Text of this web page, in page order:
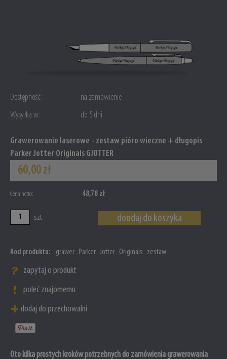
Dostępność:
na zamówienie
Wysyłka w:
do 5 dni
Grawerowanie laserowe - zestaw pióro wieczne + długopis
Parker Jotter Originals GJOTTER
60,00 zł
Cena netto: 48,78 zł
szt. doodaj do koszyka
Kod produktu: grawer_Parker_Jotter_Originals_zestaw
zapytaj o produkt
poleć znajomemu
dodaj do przechowalni
Oto kilka prostych kroków potrzebnych do zamówienia grawerowania